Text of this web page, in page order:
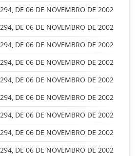
DE 06 DE NOVEMBRO DE 2002
DE 06 DE NOVEMBRO DE 2002
DE 06 DE NOVEMBRO DE 2002
DE 06 DE NOVEMBRO DE 2002
DE 06 DE NOVEMBRO DE 2002
DE 06 DE NOVEMBRO DE 2002
DE 06 DE NOVEMBRO DE 2002
DE 06 DE NOVEMBRO DE 2002
DE 06 DE NOVEMBRO DE 2002